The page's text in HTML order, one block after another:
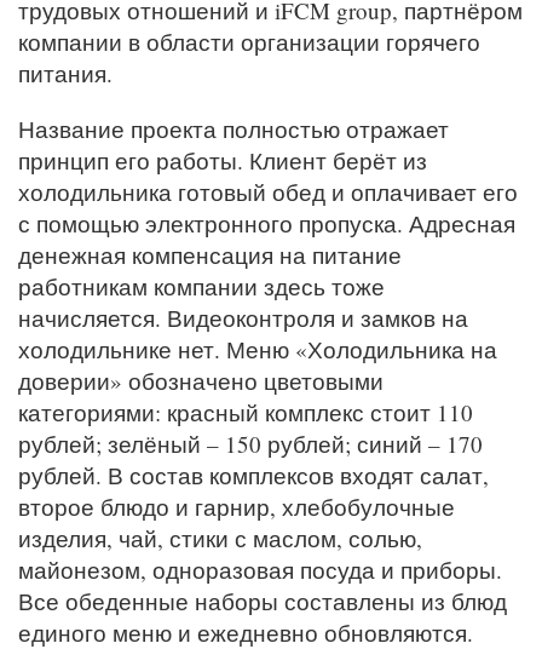
трудовых отношений и iFCM group, партнёром
компании в области организации горячего
питания.
Название проекта полностью отражает
принцип его работы. Клиент берёт из
холодильника готовый обед и оплачивает его
с помощью электронного пропуска. Адресная
денежная компенсация на питание
работникам компании здесь тоже
начисляется. Видеоконтроля и замков на
холодильнике нет. Меню «Холодильника на
доверии» обозначено цветовыми
категориями: красный комплекс стоит 110
рублей; зелёный – 150 рублей; синий – 170
рублей. В состав комплексов входят салат,
второе блюдо и гарнир, хлебобулочные
изделия, чай, стики с маслом, солью,
майонезом, одноразовая посуда и приборы.
Все обеденные наборы составлены из блюд
единого меню и ежедневно обновляются.